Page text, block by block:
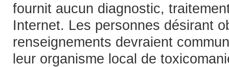
fournit aucun diagnostic,
Internet. Les personnes désirant
renseignements devraient
leur organisme local de